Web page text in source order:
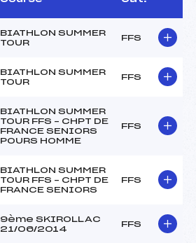
BIATHLON SUMMER
TOUR
FFS
BIATHLON SUMMER
TOUR
FFS
BIATHLON SUMMER
TOUR FFS – CHPT DE
FRANCE SENIORS
POURS HOMME
FFS
BIATHLON SUMMER
TOUR FFS – CHPT DE
FRANCE SENIORS
FFS
9ème SKIROLLAC
21/06/2014
FFS